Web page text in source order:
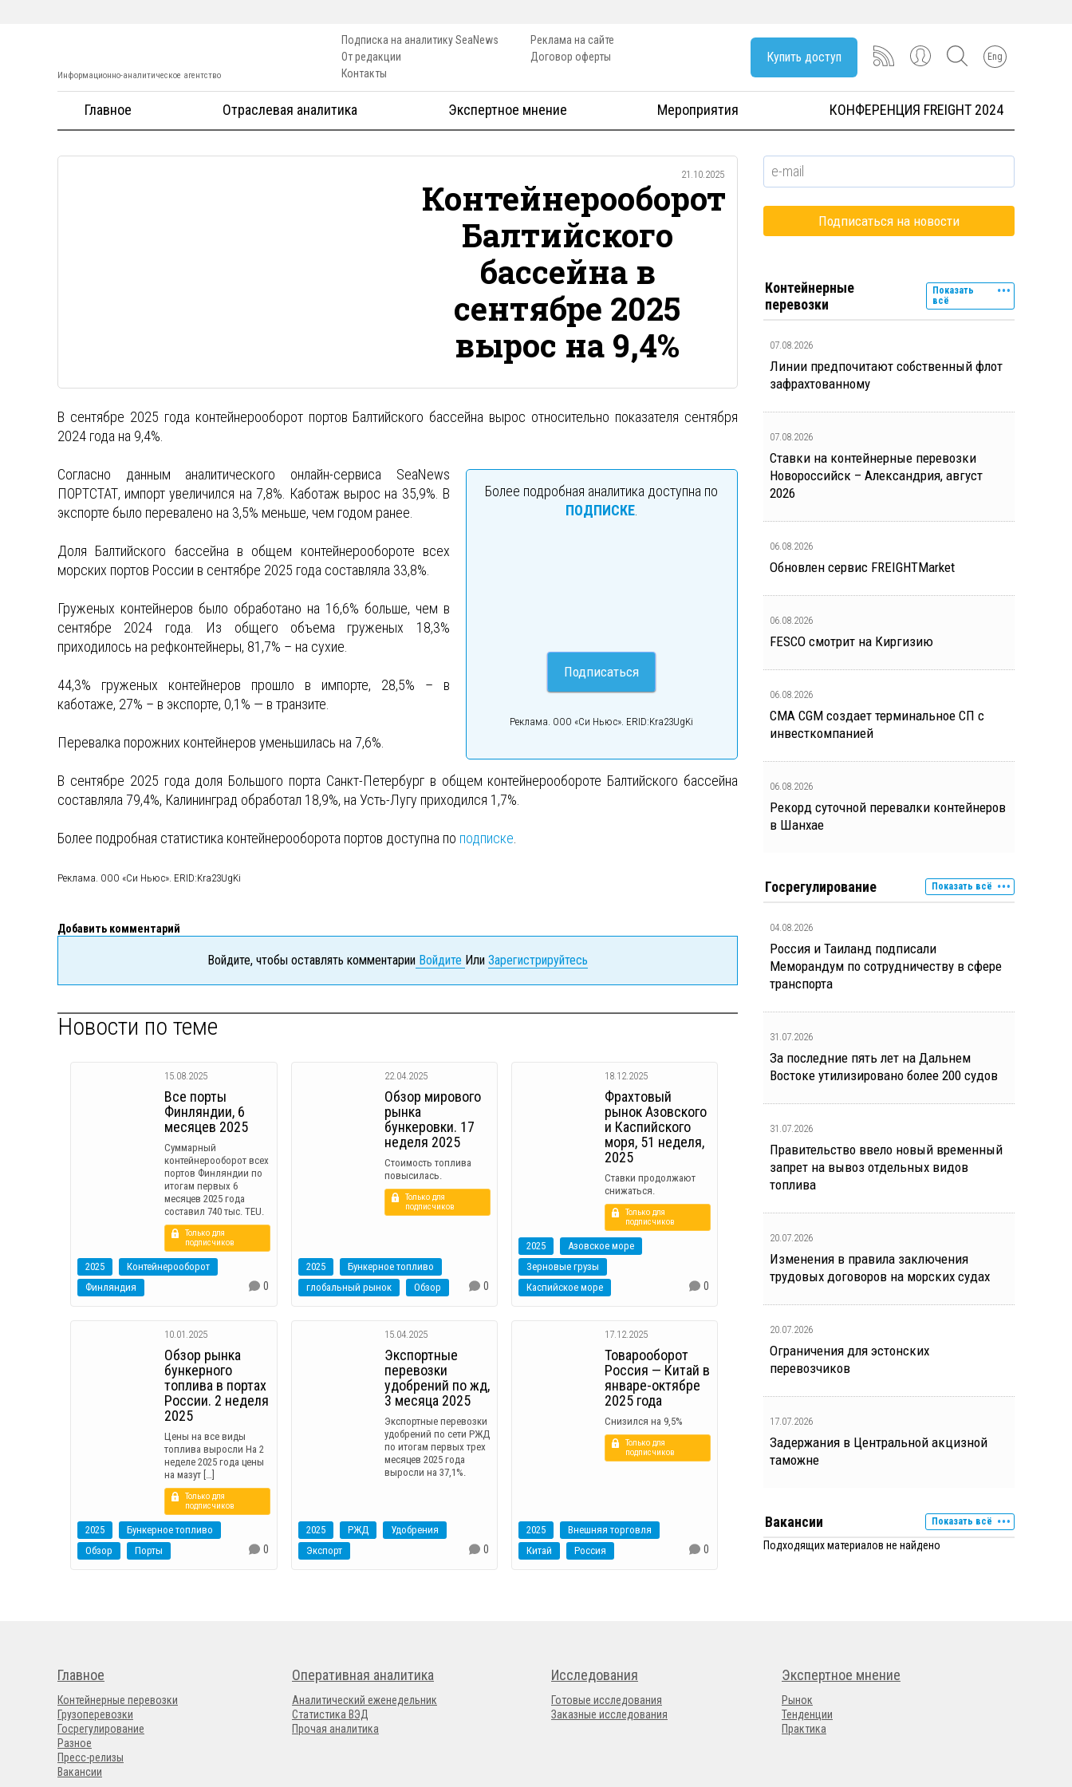
Информационно-аналитическое агентство
Подписка на аналитику SeaNews
От редакции
Контакты
Реклама на сайте
Договор оферты
Купить доступ Eng
Главное Отраслевая аналитика Экспертное мнение Мероприятия КОНФЕРЕНЦИЯ FREIGHT 2024
21.10.2025
Контейнерооборот
Балтийского
бассейна в
сентябре 2025
вырос на 9,4%
В сентябре 2025 года контейнерооборот портов Балтийского бассейна вырос относительно показателя сентября
2024 года на 9,4%.
Более подробная аналитика доступна по
ПОДПИСКЕ.
Подписаться
Реклама. ООО «Си Ньюс». ERID:Kra23UgKi
Согласно данным аналитического онлайн-сервиса SeaNews
ПОРТСТАТ, импорт увеличился на 7,8%. Каботаж вырос на 35,9%. В
экспорте было перевалено на 3,5% меньше, чем годом ранее.
Доля Балтийского бассейна в общем контейнерообороте всех
морских портов России в сентябре 2025 года составляла 33,8%.
Груженых контейнеров было обработано на 16,6% больше, чем в
сентябре 2024 года. Из общего объема груженых 18,3%
приходилось на рефконтейнеры, 81,7% – на сухие.
44,3% груженых контейнеров прошло в импорте, 28,5% – в
каботаже, 27% – в экспорте, 0,1% — в транзите.
Перевалка порожних контейнеров уменьшилась на 7,6%.
В сентябре 2025 года доля Большого порта Санкт-Петербург в общем контейнерообороте Балтийского бассейна
составляла 79,4%, Калининград обработал 18,9%, на Усть-Лугу приходился 1,7%.
Более подробная статистика контейнерооборота портов доступна по подписке
Реклама. ООО «Си Ньюс». ERID:Kra23UgKi
Добавить комментарий
Войдите, чтобы оставлять комментарии Войдите Или Зарегистрируйтесь
Новости по теме
15.08.2025
Все порты
Финляндии, 6
месяцев 2025
Суммарный
контейнерооборот всех
портов Финляндии по
итогам первых 6
месяцев 2025 года
составил 740 тыс. TEU.
Только для
подписчиков
2025
Контейнерооборот
Финляндия
0
22.04.2025
Обзор мирового
рынка
бункеровки. 17
неделя 2025
Стоимость топлива
повысилась.
Только для
подписчиков
2025
Бункерное топливо
глобальный рынок
Обзор 0
18.12.2025
Фрахтовый
рынок Азовского
и Каспийского
моря, 51 неделя,
2025
Ставки продолжают
снижаться.
Только для
подписчиков
2025
Азовское море
Зерновые грузы
Каспийское море
0
10.01.2025
Обзор рынка
бункерного
топлива в портах
России. 2 неделя
2025
Цены на все виды
топлива выросли На 2
неделе 2025 года цены
на мазут […]
Только для
подписчиков
2025
Бункерное топливо
Обзор
Порты 0
15.04.2025
Экспортные
перевозки
удобрений по жд,
3 месяца 2025
Экспортные перевозки
удобрений по сети РЖД
по итогам первых трех
месяцев 2025 года
выросли на 37,1%.
2025 РЖД
Удобрения
Экспорт
0
17.12.2025
Товарооборот
Россия — Китай в
январе-октябре
2025 года
Снизился на 9,5%
Только для
подписчиков
2025
Внешняя торговля
Китай
Россия 0
Контейнерные
перевозки
Показать
всё
07.08.2026
Линии предпочитают собственный флот
зафрахтованному
07.08.2026
Ставки на контейнерные перевозки
Новороссийск – Александрия, август
2026
06.08.2026
Обновлен сервис FREIGHTMarket
06.08.2026
FESCO смотрит на Киргизию
06.08.2026
CMA CGM создает терминальное СП с
инвесткомпанией
06.08.2026
Рекорд суточной перевалки контейнеров
в Шанхае
Госрегулирование Показать всё
04.08.2026
Россия и Таиланд подписали
Меморандум по сотрудничеству в сфере
транспорта
31.07.2026
За последние пять лет на Дальнем
Востоке утилизировано более 200 судов
31.07.2026
Правительство ввело новый временный
запрет на вывоз отдельных видов
топлива
20.07.2026
Изменения в правила заключения
трудовых договоров на морских судах
20.07.2026
Ограничения для эстонских
перевозчиков
17.07.2026
Задержания в Центральной акцизной
таможне
Вакансии Показать всё
Подходящих материалов не найдено
Главное
Контейнерные перевозки
Грузоперевозки
Госрегулирование
Разное
Пресс-релизы
Вакансии
Оперативная аналитика
Аналитический еженедельник
Статистика ВЭД
Прочая аналитика
Исследования
Готовые исследования
Заказные исследования
Экспертное мнение
Рынок
Тенденции
Практика